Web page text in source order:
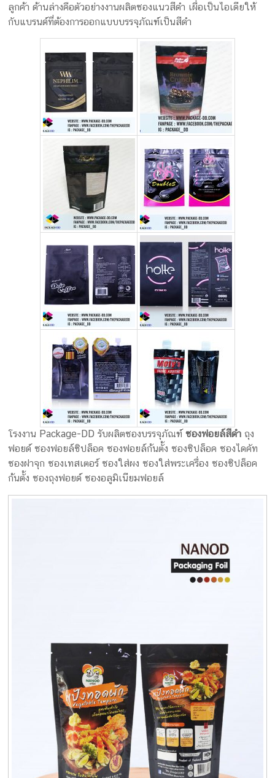
ลูกค้า ด้านล่างคือตัวอย่างงานผลิตซองแนวสีดำ เผื่อเป็นไอเดียให้
กับแบรนด์ที่ต้องการออกแบบบรรจุภัณฑ์เป็นสีดำ
โรงงาน Package-DD รับผลิตซองบรรจุภัณฑ์ซองฟอยล์สีดำ ถุง
ฟอยด์ ซองฟอยล์ซิปล็อค ซองฟอยล์ก้นตั้ง ซองซิปล็อค ซองไดคัท
ซองฝาจุก ซองเทสเตอร์ ซองใส่ผง ซองใส่พระเครื่อง ซองซิปล็อค
ก้นตั้ง ซองถุงฟอยด์ ซองอลูมิเนียมฟอยล์